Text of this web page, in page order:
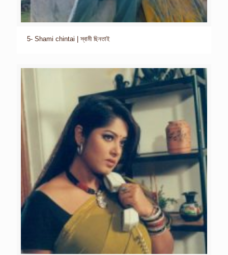
5- Shami chintai | স্বামী ছিনতাই